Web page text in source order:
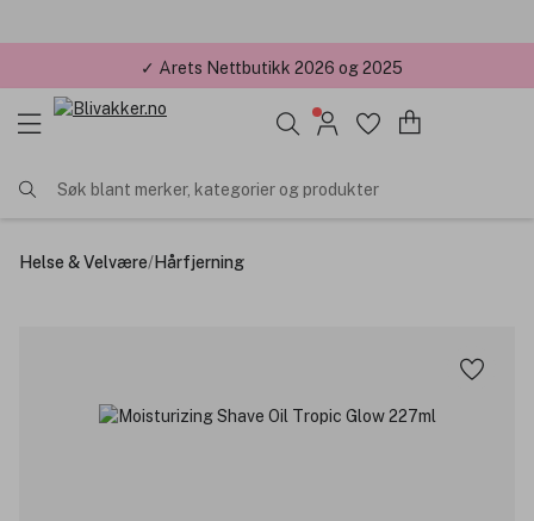
✓ Årets Nettbutikk 2026 og 2025
Søk blant merker, kategorier og produkter
Helse & Velvære/Hårfjerning